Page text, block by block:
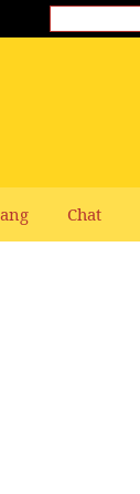
Chat